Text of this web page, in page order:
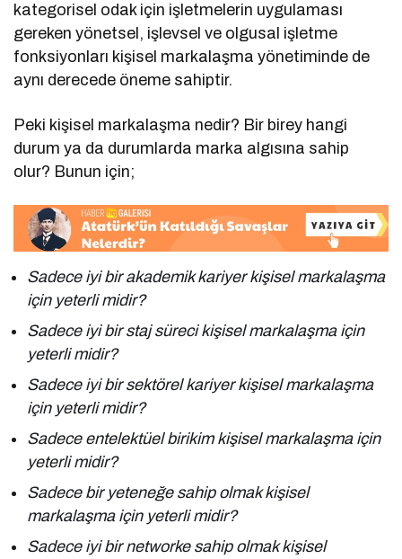
kategorisel odak için işletmelerin uygulaması
gereken yönetsel, işlevsel ve olgusal işletme
fonksiyonları kişisel markalaşma yönetiminde de
aynı derecede öneme sahiptir.
Peki kişisel markalaşma nedir? Bir birey hangi
durum ya da durumlarda marka algısına sahip
olur? Bunun için;
Sadece iyi bir akademik kariyer kişisel markalaşma
için yeterli midir?
Sadece iyi bir staj süreci kişisel markalaşma için
yeterli midir?
Sadece iyi bir sektörel kariyer kişisel markalaşma
için yeterli midir?
Sadece entelektüel birikim kişisel markalaşma için
yeterli midir?
Sadece bir yeteneğe sahip olmak kişisel
markalaşma için yeterli midir?
Sadece iyi bir networke sahip olmak kişisel